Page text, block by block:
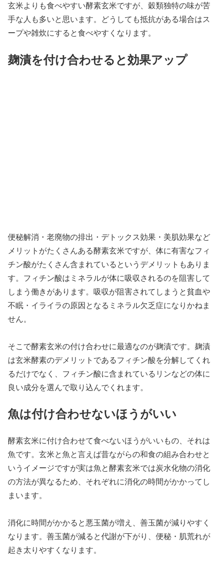
玄米よりも食べやすい酵素玄米ですが、穀類独特の味が苦
手な人も多いと思います。どうしても抵抗がある場合はス
ープや雑炊にすると食べやすくなります。
麹漬を付け合わせると効果アップ
便秘解消・老廃物の排出・デトックス効果・美肌効果など
メリットがたくさんある酵素玄米ですが、体に有害なフィ
チン酸がたくさん含まれているというデメリットもありま
す。フィチン酸はミネラルが体に吸収されるのを阻害して
しまう働きがあります。吸収が阻害されてしまうと貧血や
不眠・イライラの原因となるミネラル欠乏症になりかねま
せん。
そこで酵素玄米の付け合わせに最適なのが麹漬です。麹漬
は玄米酵素のデメリットであるフィチン酸を分解してくれ
るだけでなく、フィチン酸に含まれているリンなどの体に
良い成分を選んで取り込んでくれます。
魚は付け合わせないほうがいい
酵素玄米に付け合わせて食べないほうがいいもの、それは
魚です。玄米と魚と言えば昔ながらの和食の組み合わせと
いうイメージですが実は魚と酵素玄米では炭水化物の消化
の方法が異なるため、それぞれに消化の時間がかかってし
まいます。
消化に時間がかかると悪玉菌が増え、善玉菌が減りやすく
なります。善玉菌が減ると代謝が下がり、便秘・肌荒れが
起き太りやすくなります。